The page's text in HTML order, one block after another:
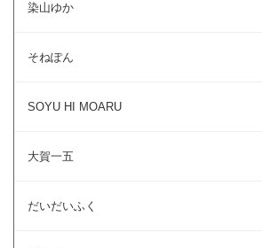
染山ゆか
そねぽん
SOYU HI MOARU
大賀一五
だいだいふく